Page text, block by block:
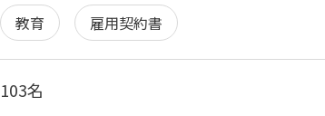
教育 雇用契約書
103名